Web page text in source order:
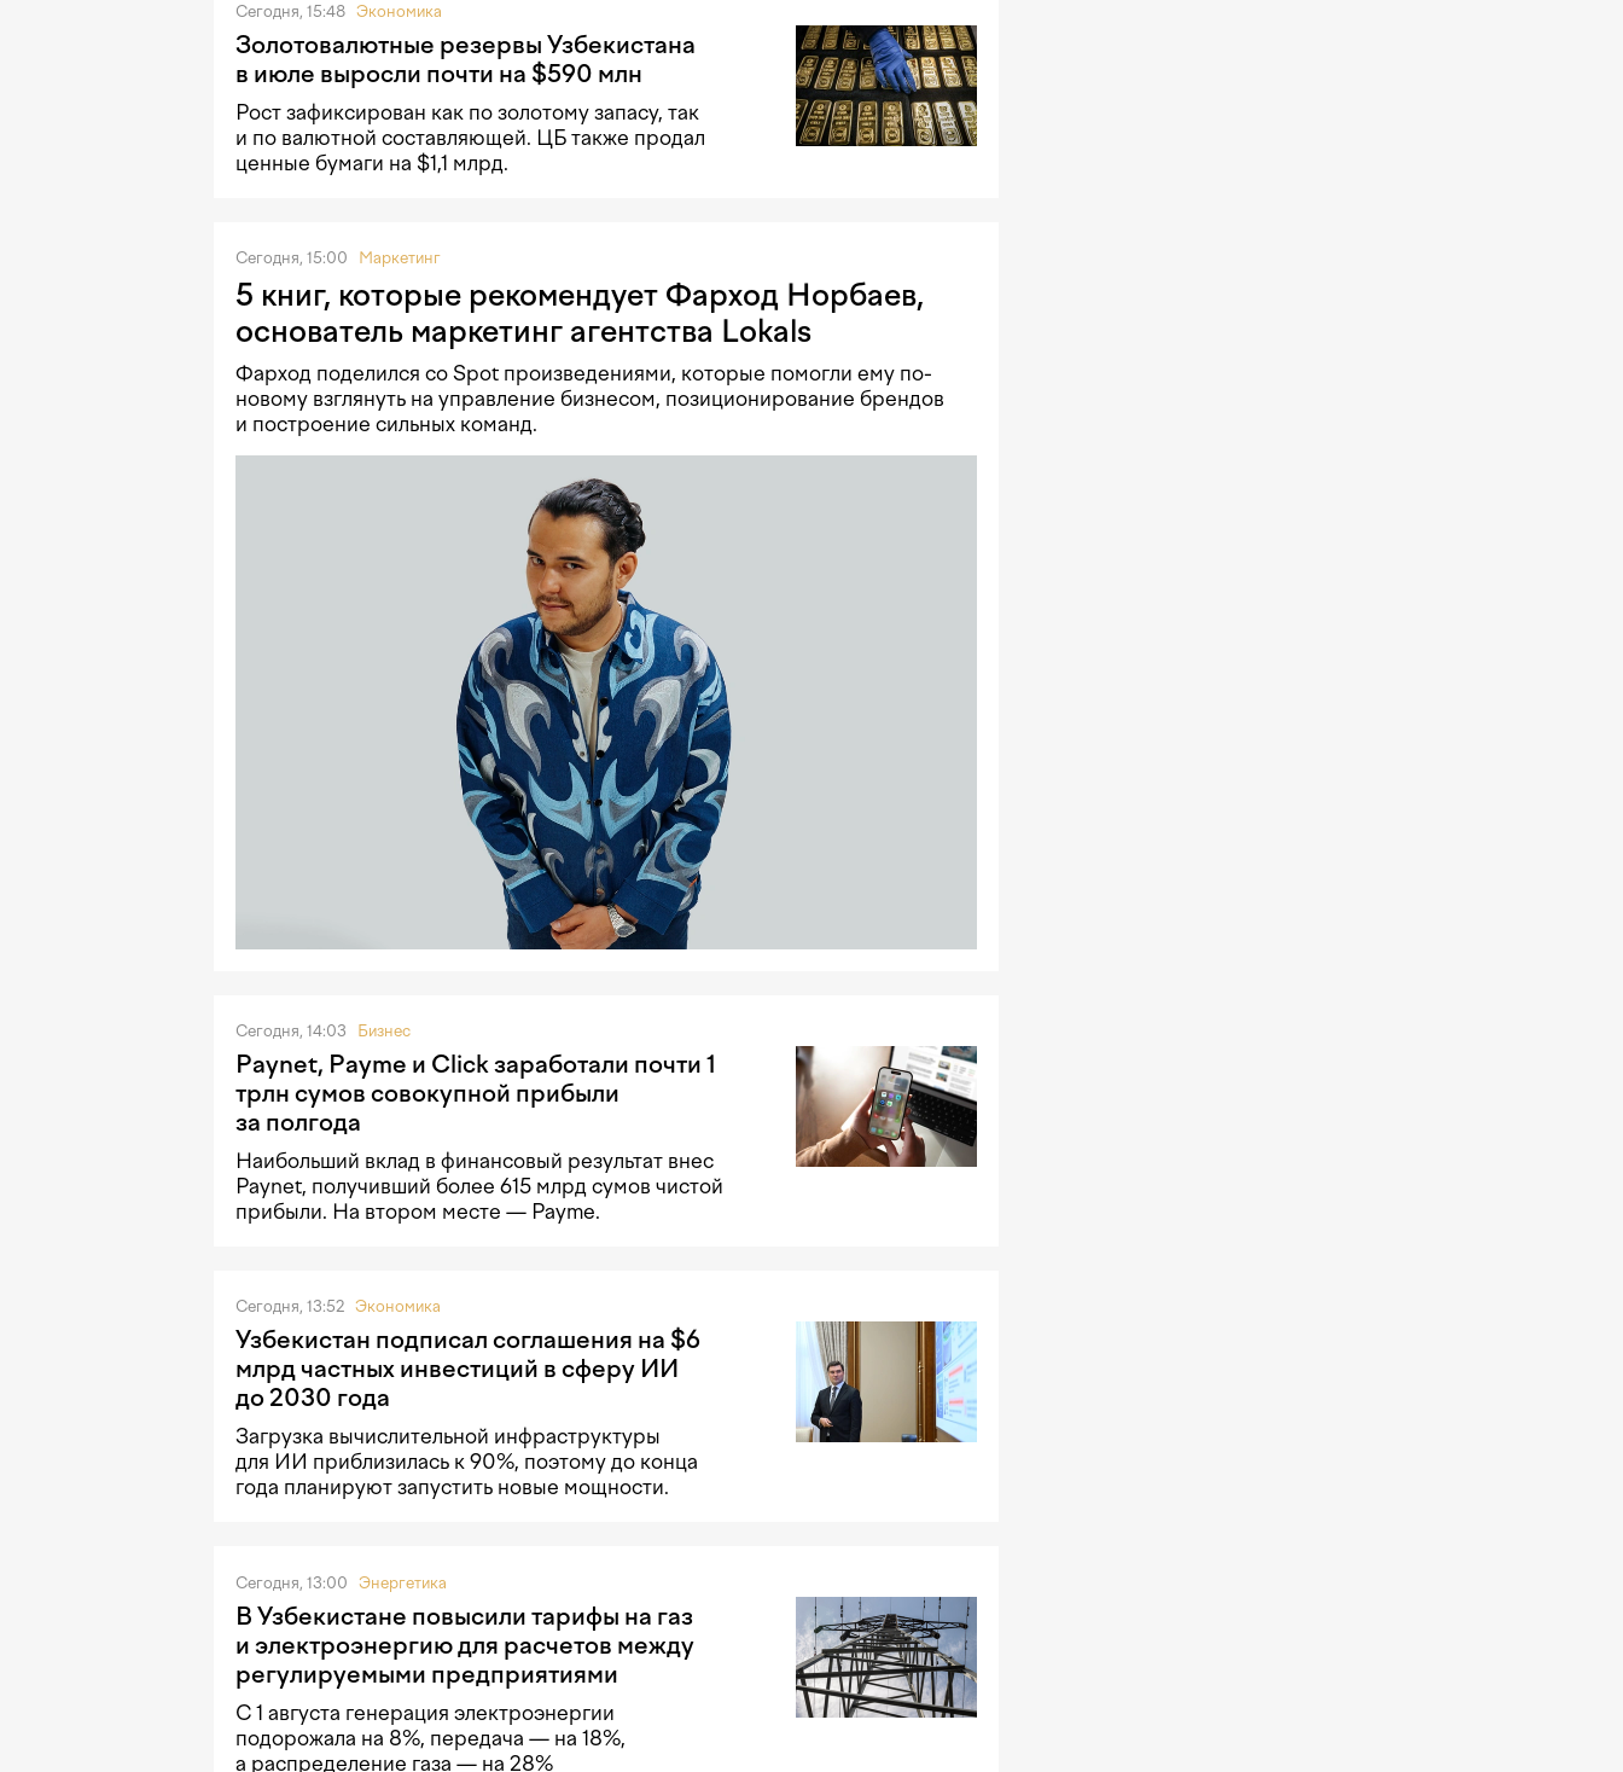
Сегодня, 15:48 Экономика
Золотовалютные резервы Узбекистана
в июле выросли почти на $590 млн
Рост зафиксирован как по золотому запасу, так
и по валютной составляющей. ЦБ также продал
ценные бумаги на $1,1 млрд.
Сегодня, 15:00 Маркетинг
5 книг, которые рекомендует Фарход Норбаев,
основатель маркетинг агентства Lokals
Фарход поделился со Spot произведениями, которые помогли ему по-
новому взглянуть на управление бизнесом, позиционирование брендов
и построение сильных команд.
Сегодня, 14:03 Бизнес
Paynet, Payme и Click заработали почти 1
трлн сумов совокупной прибыли
за полгода
Наибольший вклад в финансовый результат внес
Paynet, получивший более 615 млрд сумов чистой
прибыли. На втором месте — Payme.
Сегодня, 13:52 Экономика
Узбекистан подписал соглашения на $6
млрд частных инвестиций в сферу ИИ
до 2030 года
Загрузка вычислительной инфраструктуры
для ИИ приблизилась к 90%, поэтому до конца
года планируют запустить новые мощности.
Сегодня, 13:00 Энергетика
В Узбекистане повысили тарифы на газ
и электроэнергию для расчетов между
регулируемыми предприятиями
С 1 августа генерация электроэнергии
подорожала на 8%, передача — на 18%,
а распределение газа — на 28%